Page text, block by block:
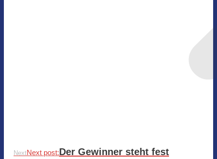
NextNext post:Der Gewinner steht fest